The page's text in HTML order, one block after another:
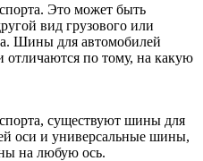
Это может быть
вид грузового или
Шины для автомобилей
по тому, на какую
существуют шины для
оси и универсальные шины,
на любую ось.